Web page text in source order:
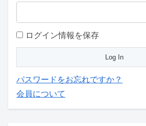
ログイン情報を保存
パスワードをお忘れですか？
会員について